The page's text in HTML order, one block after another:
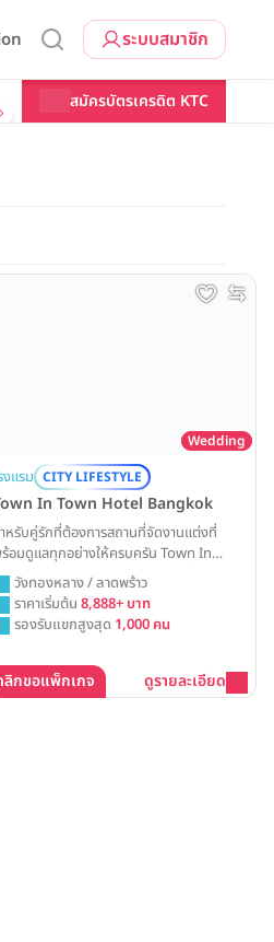
ระบบสมาชิก
สมัครบัตรเครดิต KTC
Wedding
งแรม CITY LIFESTYLE
In Town Hotel Bangkok
หรับคู่รักที่ต้องการสถานที่จัดงานแต่งที่
อมดูแลทุกอย่างให้ครบครัน Town In
Hotel Bangkok คือคำตอบที่สมบูรณ์
บ ด้วยห้องจัดเลี้ยงหลากหลายขนาดและทีม
นมืออาชีพ ที่พร้อมเนรมิตวันสำคัญของคุณ
เต็มไปด้วยความสุขและความทรงจำอันแสน
วังทองหลาง / ลาดพร้าว
ราคาเริ่มต้น8,888+ บาท
รองรับแขกสูงสุด 1,000 คน
ลิกขอแพ็กเกจ ดูรายละเอียด